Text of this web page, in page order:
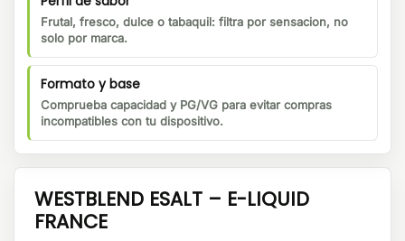
Frutal, fresco, dulce o tabaquil: filtra por sensacion, no
solo por marca.
Formato y base
Comprueba capacidad y PG/VG para evitar compras
incompatibles con tu dispositivo.
WESTBLEND ESALT – E-LIQUID
FRANCE